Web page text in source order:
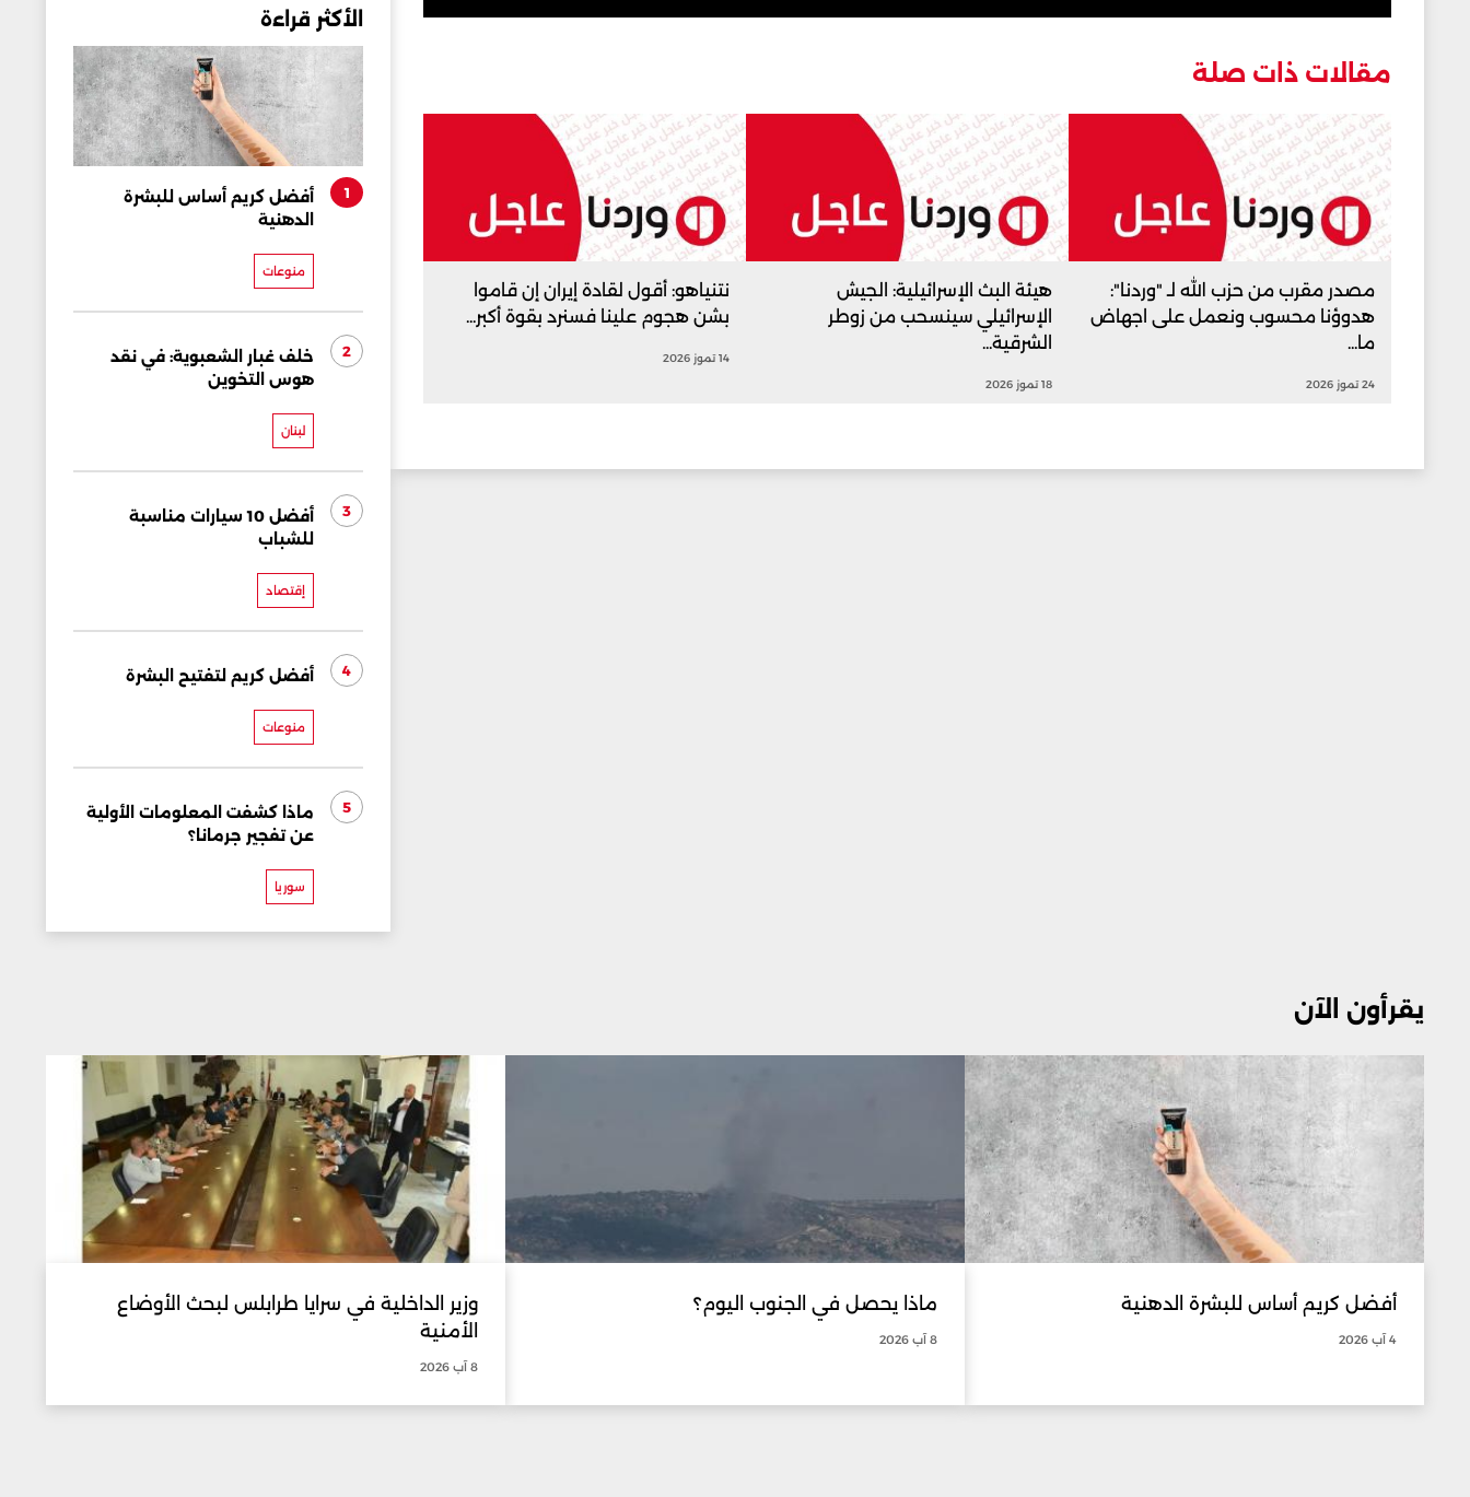
مقالات ذات صلة
مصدر مقرب من حزب الله لـ "وردنا":
هدوؤنا محسوب ونعمل على اجهاض
ما...
24 تموز 2026
هيئة البث الإسرائيلية: الجيش
الإسرائيلي سينسحب من زوطر
الشرقية...
18 تموز 2026
نتنياهو: أقول لقادة إيران إن قاموا
بشن هجوم علينا فسنرد بقوة أكبر...
14 تموز 2026
الأكثر قراءة
1
أفضل كريم أساس للبشرة
الدهنية
منوعات
2
خلف غبار الشعبوية: في نقد
هوس التخوين
لبنان
3
أفضل 10 سيارات مناسبة
للشباب
إقتصاد
4 أفضل كريم لتفتيح البشرة
منوعات
5
ماذا كشفت المعلومات الأولية
عن تفجير جرمانا؟
سوريا
يقرأون الآن
أفضل كريم أساس للبشرة الدهنية
4 آب 2026
ماذا يحصل في الجنوب اليوم؟
8 آب 2026
وزير الداخلية في سرايا طرابلس لبحث الأوضاع
الأمنية
8 آب 2026